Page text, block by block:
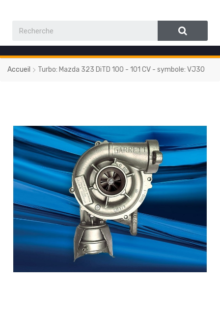
Accueil Turbo: Mazda 323 DiTD 100 - 101 CV - symbole: VJ30